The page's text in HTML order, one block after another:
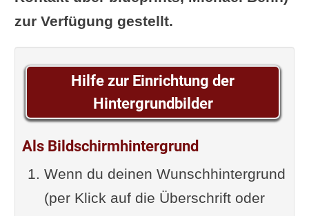
Jetzt wird Yoga erklärt
Hintergrundbild – Yoga Sutra I-2:
Ergänzung oder Frage von dir
Im Zusammenhang interessant
zur Verfügung gestellt.
Hilfe zur Einrichtung der
Hintergrundbilder
Als Bildschirmhintergrund
Wenn du deinen Wunschhintergrund
(per Klick auf die Überschrift oder